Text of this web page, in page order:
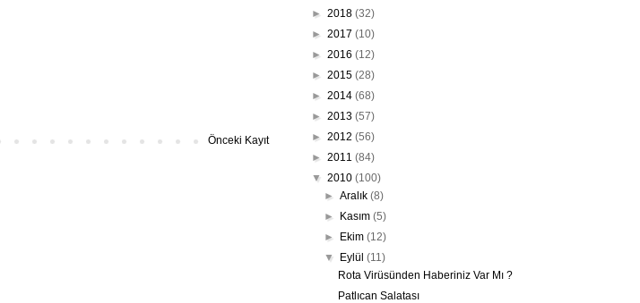
Önceki Kayıt
► 2018 (32)
► 2017 (10)
► 2016 (12)
► 2015 (28)
► 2014 (68)
► 2013 (57)
► 2012 (56)
► 2011 (84)
▼ 2010 (100)
►Aralık(8)
► Kasım(5)
► Ekim(12)
▼ Eylül(11)
Rota Virüsünden Haberiniz Var Mı ?
Patlıcan Salatası